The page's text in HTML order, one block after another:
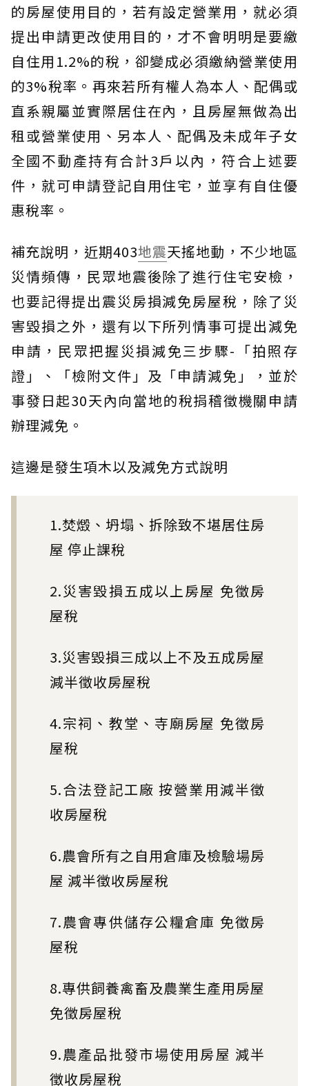
的房屋使用目的，若有設定營業用，就必須
提出申請更改使用目的，才不會明明是要繳
自住用1.2%的稅，卻變成必須繳納營業使用
的3%稅率。再來若所有權人為本人、配偶或
直系親屬並實際居住在內，且房屋無做為出
租或營業使用、另本人、配偶及未成年子女
全國不動產持有合計3戶以內，符合上述要
件，就可申請登記自用住宅，並享有自住優
惠稅率。
補充說明，近期403地震天搖地動，不少地區
災情頻傳，民眾地震後除了進行住宅安檢，
也要記得提出震災房損減免房屋稅，除了災
害毀損之外，還有以下所列情事可提出減免
申請，民眾把握災損減免三步驟-「拍照存
證」、「檢附文件」及「申請減免」，並於
事發日起30天內向當地的稅捐稽徵機關申請
辦理減免。
這邊是發生項木以及減免方式說明
1.焚燬、坍塌、拆除致不堪居住房
屋 停止課稅
2.災害毀損五成以上房屋 免徵房
屋稅
3.災害毀損三成以上不及五成房屋
減半徵收房屋稅
4.宗祠、教堂、寺廟房屋 免徵房
屋稅
5.合法登記工廠 按營業用減半徵
收房屋稅
6.農會所有之自用倉庫及檢驗場房
屋 減半徵收房屋稅
7.農會專供儲存公糧倉庫 免徵房
屋稅
8.專供飼養禽畜及農業生產用房屋
免徵房屋稅
9.農產品批發市場使用房屋 減半
徵收房屋稅